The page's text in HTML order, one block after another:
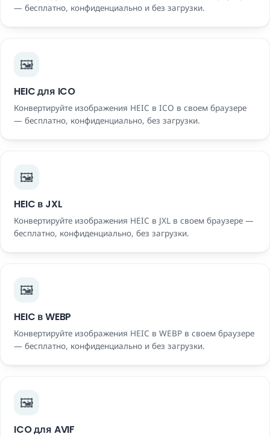
— бесплатно, конфиденциально и без загрузки.
🖼️
HEIC для ICO
Конвертируйте изображения HEIC в ICO в своем браузере
— бесплатно, конфиденциально, без загрузки.
🖼️
HEIC в JXL
Конвертируйте изображения HEIC в JXL в своем браузере —
бесплатно, конфиденциально, без загрузки.
🖼️
HEIC в WEBP
Конвертируйте изображения HEIC в WEBP в своем браузере
— бесплатно, конфиденциально и без загрузки.
🖼️
ICO для AVIF